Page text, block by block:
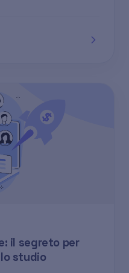
il segreto per
studio